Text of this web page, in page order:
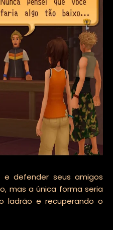
defender seus amigos
mas a única forma seria
ladrão e recuperando o